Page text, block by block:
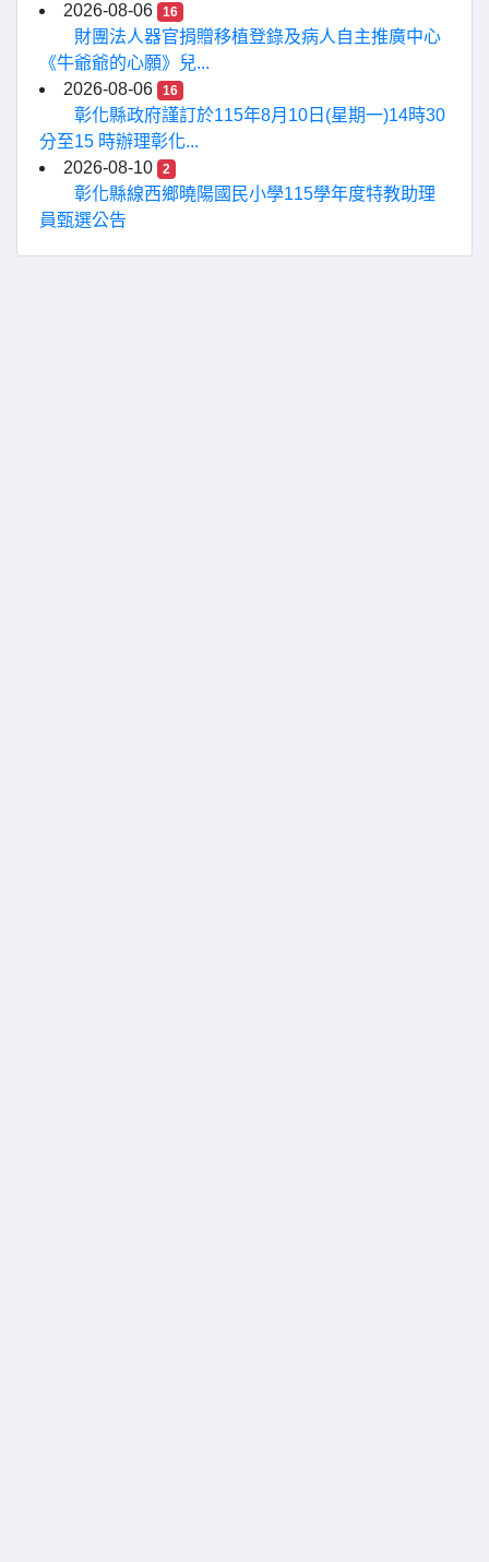
2026-08-06
16
財團法人器官捐贈移植登錄及病人自主推廣中心
《牛爺爺的心願》兒...
2026-08-06
16
彰化縣政府謹訂於115年8月10日(星期一)14時30
分至15 時辦理彰化...
2026-08-10
2
彰化縣線西鄉曉陽國民小學115學年度特教助理
員甄選公告